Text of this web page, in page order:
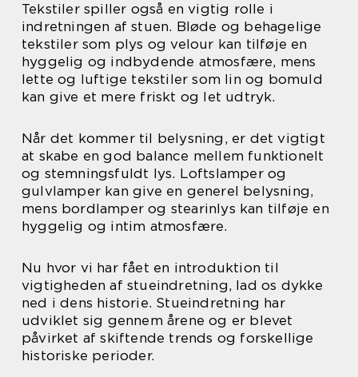
Tekstiler spiller også en vigtig rolle i
indretningen af stuen. Bløde og behagelige
tekstiler som plys og velour kan tilføje en
hyggelig og indbydende atmosfære, mens
lette og luftige tekstiler som lin og bomuld
kan give et mere friskt og let udtryk.
Når det kommer til belysning, er det vigtigt
at skabe en god balance mellem funktionelt
og stemningsfuldt lys. Loftslamper og
gulvlamper kan give en generel belysning,
mens bordlamper og stearinlys kan tilføje en
hyggelig og intim atmosfære.
Nu hvor vi har fået en introduktion til
vigtigheden af stueindretning, lad os dykke
ned i dens historie. Stueindretning har
udviklet sig gennem årene og er blevet
påvirket af skiftende trends og forskellige
historiske perioder.